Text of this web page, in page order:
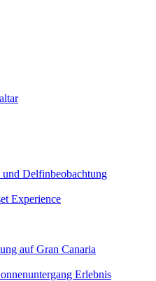
Delfinbeobachtung
Experience
auf Gran Canaria
Erlebnis